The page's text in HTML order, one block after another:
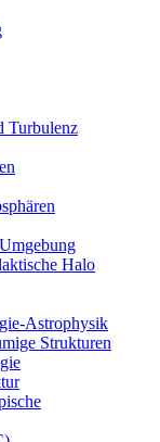
Turbulenz
Halo
Astrophysik
Strukturen